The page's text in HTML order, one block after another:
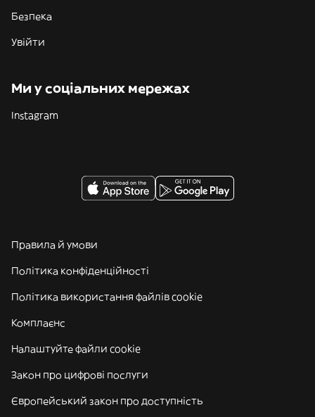
Безпека
Увійти
Ми у соціальних мережах
Instagram
Правила й умови
Політика конфіденційності
Політика використання файлів cookie
Комплаєнс
Налаштуйте файли cookie
Закон про цифрові послуги
Європейський закон про доступність